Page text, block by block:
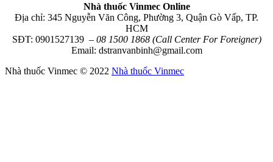
Nhà thuốc Vinmec Online
Địa chỉ: 345 Nguyễn Văn Công, Phường 3, Quận Gò Vấp, TP.
HCM
SĐT: 0901527139 – 08 1500 1868 (Call Center For Foreigner)
Email: dstranvanbinh@gmail.com
Nhà thuốc Vinmec © 2022 Nhà thuốc Vinmec